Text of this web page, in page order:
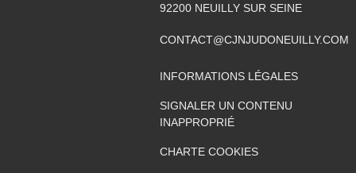
92200 NEUILLY SUR SEINE
CONTACT@CJNJUDONEUILLY.COM
INFORMATIONS LÉGALES
SIGNALER UN CONTENU
INAPPROPRIÉ
CHARTE COOKIES